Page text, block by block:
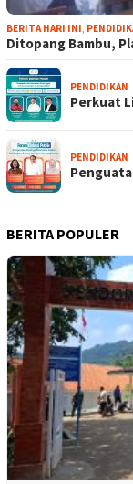
BERITA HARI INI,
Ditopang Bambu,
PENDIDIKAN
Perkuat
PENDIDIKAN
BERITA POPULER